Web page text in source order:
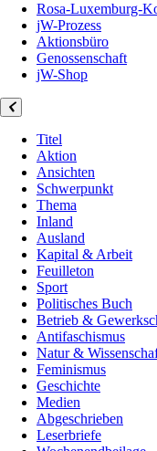
Rosa-Luxemburg-
jW-Prozess
Aktionsbüro
Genossenschaft
jW-Shop
Titel
Aktion
Ansichten
Schwerpunkt
Thema
Inland
Ausland
Kapital & Arbeit
Feuilleton
Sport
Politisches Buch
Betrieb &
Antifaschismus
Natur &
Feminismus
Geschichte
Medien
Abgeschrieben
Leserbriefe